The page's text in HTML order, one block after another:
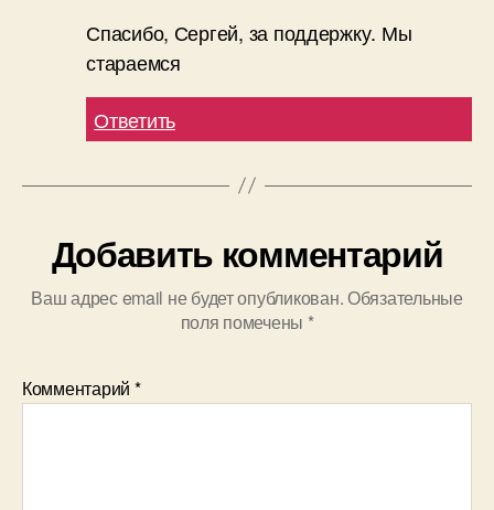
Спасибо, Сергей, за поддержку. Мы
стараемся
Ответить
Добавить комментарий
Ваш адрес email не будет опубликован.Обязательные
поля помечены *
Комментарий *